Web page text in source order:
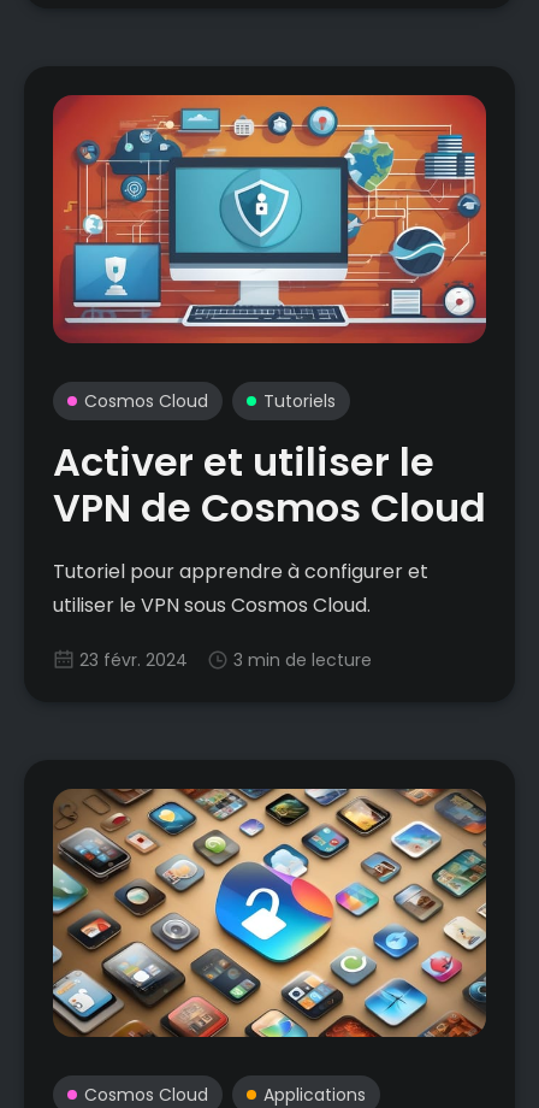
Cosmos Cloud Tutoriels
Activer et utiliser le
VPN de Cosmos Cloud
Tutoriel pour apprendre à configurer et
utiliser le VPN sous Cosmos Cloud.
23 févr. 2024 3 min de lecture
Cosmos Cloud Applications